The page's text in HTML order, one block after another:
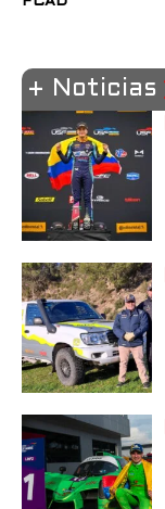
+ Noticias